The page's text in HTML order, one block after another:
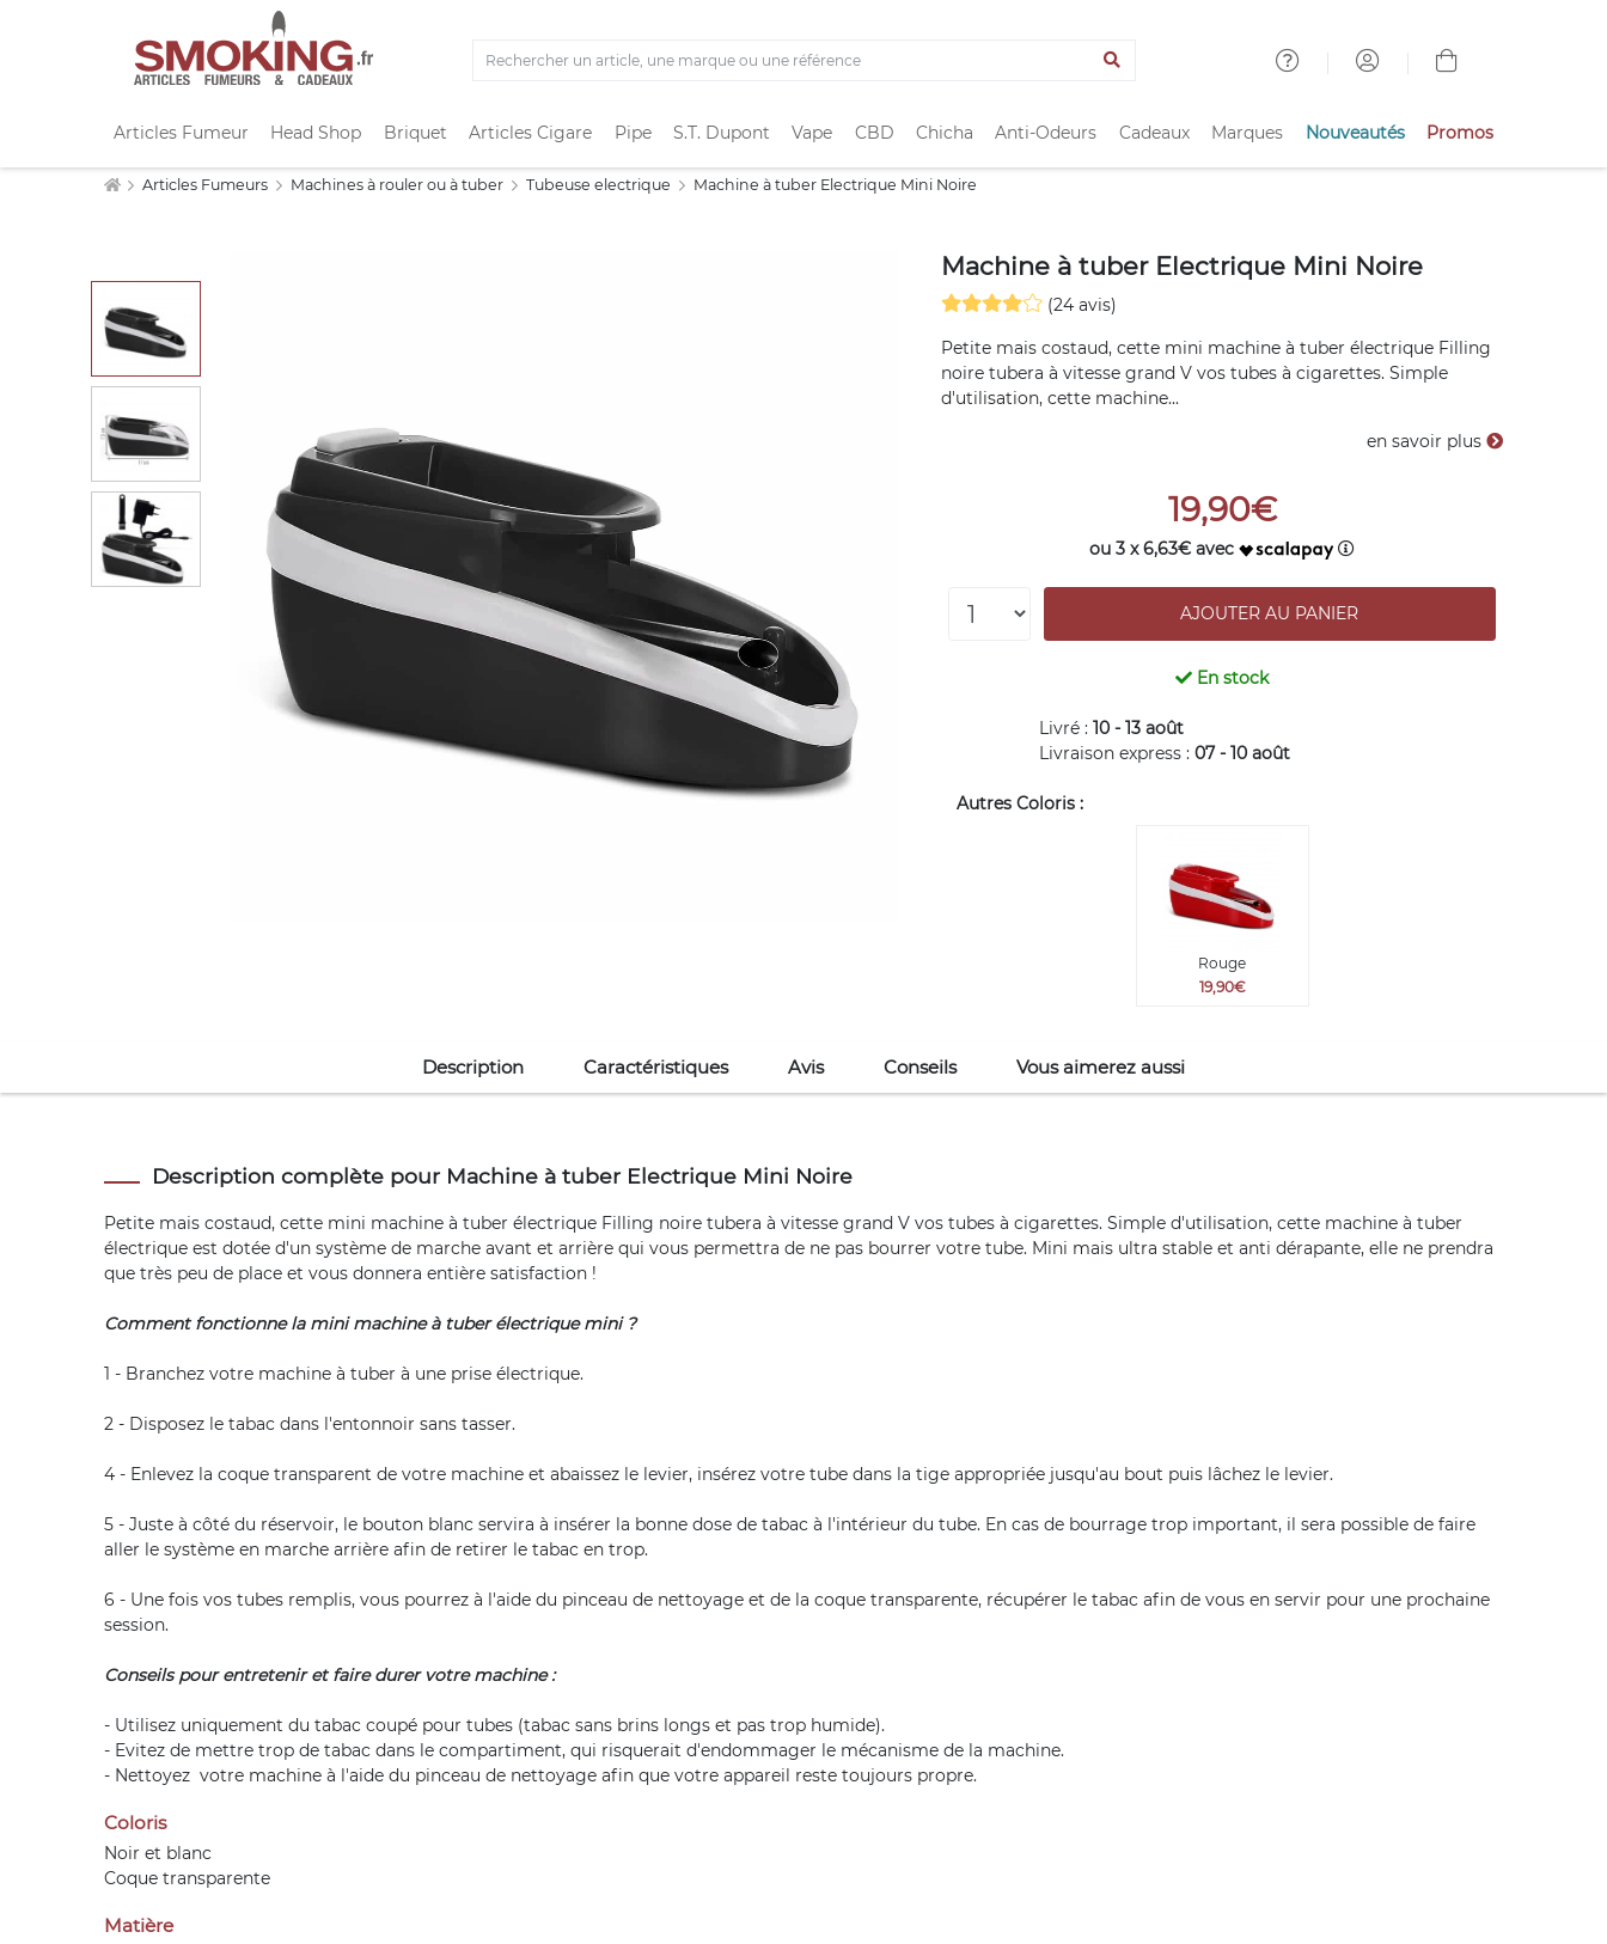
Articles Fumeur Head Shop Briquet Articles Cigare Pipe S.T. Dupont Vape CBD Chicha Anti-Odeurs Cadeaux Marques Nouveautés Promos
Articles Fumeurs Machines à rouler ou à tuber Tubeuse electrique Machine à tuber Electrique Mini Noire
Machine à tuber Electrique Mini Noire
(24 avis)
Petite mais costaud, cette mini machine à tuber électrique Filling
noire tubera à vitesse grand V vos tubes à cigarettes. Simple
d'utilisation, cette machine...
en savoir plus
19,90€
ou 3 x 6,63€ avec
En stock
Livré :10 - 13 août
Livraison express :07 - 10 août
Autres Coloris :
Rouge
19,90€
Description Caractéristiques Avis Conseils Vous aimerez aussi
Description complète pour Machine à tuber Electrique Mini Noire
Petite mais costaud, cette mini machine à tuber électrique Filling noire tubera à vitesse grand V vos tubes à cigarettes. Simple d'utilisation, cette machine à tuber
électrique est dotée d'un système de marche avant et arrière qui vous permettra de ne pas bourrer votre tube. Mini mais ultra stable et anti dérapante, elle ne prendra
que très peu de place et vous donnera entière satisfaction !
Comment fonctionne la mini machine à tuber électrique mini ?
1 - Branchez votre machine à tuber à une prise électrique.
2 - Disposez le tabac dans l'entonnoir sans tasser.
4 - Enlevez la coque transparent de votre machine et abaissez le levier, insérez votre tube dans la tige appropriée jusqu'au bout puis lâchez le levier.
5 - Juste à côté du réservoir, le bouton blanc servira à insérer la bonne dose de tabac à l'intérieur du tube. En cas de bourrage trop important, il sera possible de faire
aller le système en marche arrière afin de retirer le tabac en trop.
6 - Une fois vos tubes remplis, vous pourrez à l'aide du pinceau de nettoyage et de la coque transparente, récupérer le tabac afin de vous en servir pour une prochaine
session.
Conseils pour entretenir et faire durer votre machine :
- Utilisez uniquement du tabac coupé pour tubes (tabac sans brins longs et pas trop humide).
- Evitez de mettre trop de tabac dans le compartiment, qui risquerait d'endommager le mécanisme de la machine.
- Nettoyez votre machine à l'aide du pinceau de nettoyage afin que votre appareil reste toujours propre.
Coloris
Noir et blanc
Coque transparente
Matière